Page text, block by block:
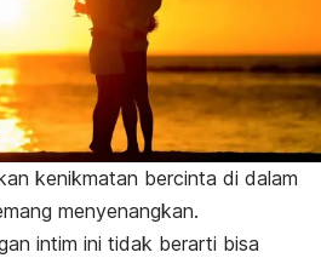
kenikmatan bercinta di dalam
menyenangkan.
intim ini tidak berarti bisa